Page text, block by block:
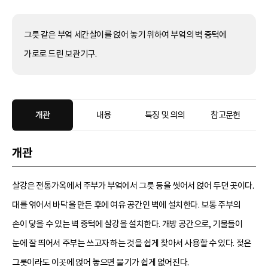
그릇 같은 부엌 세간살이를 얹어 놓기 위하여 부엌의 벽 중턱에
가로로 드린 보관기구.
개관 내용 특징 및 의의 참고문헌
개관
살강은 전통가옥에서 주부가 부엌에서 그릇 등을 씻어서 얹어 두던 곳이다.
대를 엮어서 바닥을 만든 후에 여유 공간인 벽에 설치한다. 보통 주부의
손이 닿을 수 있는 벽 중턱에 살강을 설치한다. 개방 공간으로, 기물들이
눈에 잘 띄어서 주부는 쓰고자 하는 것을 쉽게 찾아서 사용할 수 있다. 젖은
그릇이라도 이곳에 얹어 놓으면 물기가 쉽게 없어진다.